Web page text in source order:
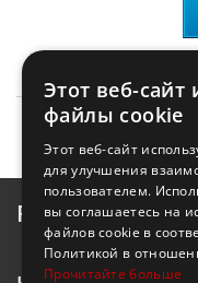
Рассылка
Этот веб-сайт
файлы cookie
Этот веб-сайт
для улучшения
пользователем.
вы соглашаетесь на
файлов cookie в
Политикой в
Прочитайте больше